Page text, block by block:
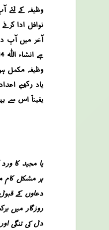
نوافل ادا کرنے کے بعد آپ 10 مرتبہ درود شریف پڑھیں ۔ اس کے بعد آپ ایک
ہے انشاء اللہ 14 دن میں آپ کی پریشانیاں دور ہونے کے لئے غیبی اسباب پیدا ہونا شروع ہو جائیں گے ۔
وظیفہ مکمل ہونے کے بعد آپ روزانہ 10 مرتبہ درود شریف اور 100
یاد رکھیے،
یقیناً اس سے
یا مجید کا
ہر مشکل کام
دعاوں کے
روزگار میں
دل کی تنگی